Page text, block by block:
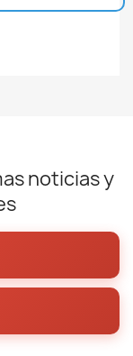
noticias y